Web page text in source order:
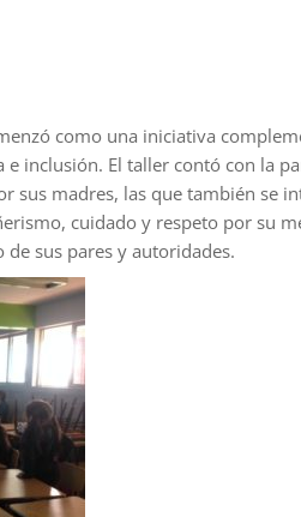
como una iniciativa
inclusión. El taller contó con la
madres, las que también se
cuidado y respeto por su
sus pares y autoridades.